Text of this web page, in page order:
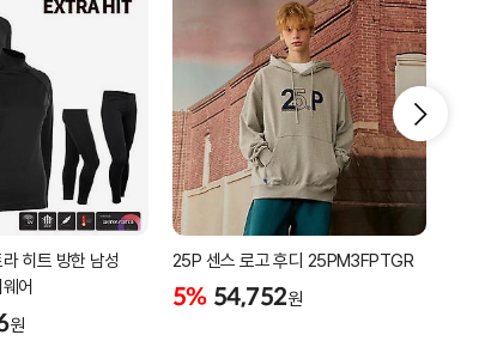
히트 방한 남성
어
원
25P 센스 로고 후디 25PM3FPTGR
5% 54,752원